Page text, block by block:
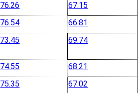
76.26 67.15
76.54 66.81
73.45 69.74
74.55 68.21
75.35 67.02